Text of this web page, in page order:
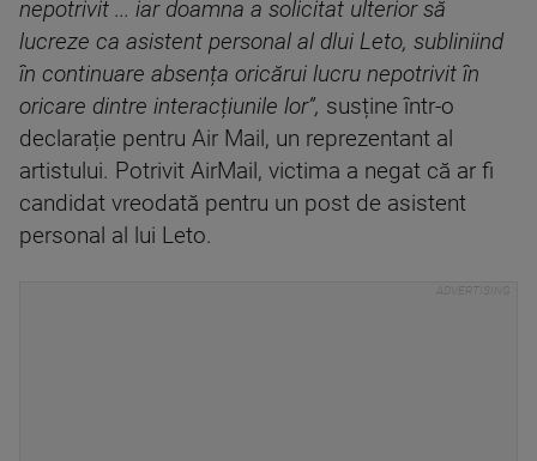
nepotrivit ... iar doamna a solicitat ulterior să
lucreze ca asistent personal al dlui Leto, subliniind
în continuare absența oricărui lucru nepotrivit în
oricare dintre interacțiunile lor”, susține într-o
declarație pentru Air Mail, un reprezentant al
artistului. Potrivit AirMail, victima a negat că ar fi
candidat vreodată pentru un post de asistent
personal al lui Leto.